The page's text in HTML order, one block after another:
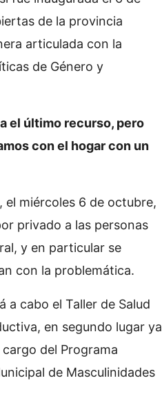
de la provincia
articulada con la
de Género y
el último recurso, pero
con el hogar con un
el miércoles 6 de octubre,
privado a las personas
y en particular se
con la problemática.
a cabo el Taller de Salud
en segundo lugar ya
del Programa
de Masculinidades